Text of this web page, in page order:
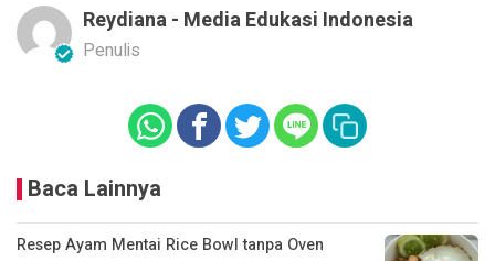
Reydiana - Media Edukasi Indonesia
Penulis
Baca Lainnya
Resep Ayam Mentai Rice Bowl tanpa Oven